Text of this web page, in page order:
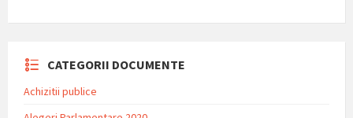
CATEGORII DOCUMENTE
Achizitii publice